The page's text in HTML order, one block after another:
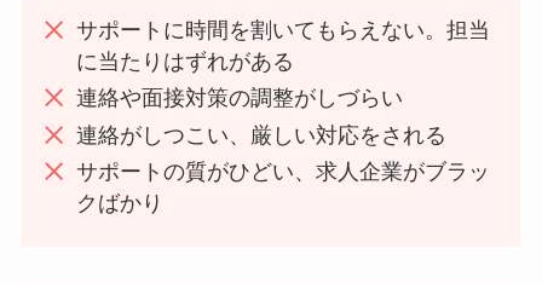
サポートに時間を割いてもらえない。担当
に当たりはずれがある
連絡や面接対策の調整がしづらい
連絡がしつこい、厳しい対応をされる
サポートの質がひどい、求人企業がブラッ
クばかり